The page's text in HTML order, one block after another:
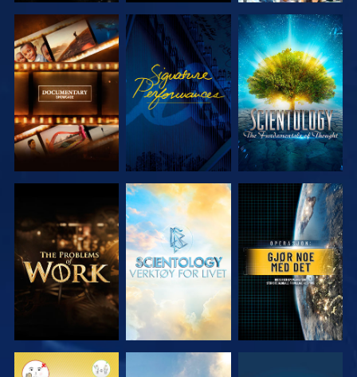
UTFORSK
SERIEN
SE
UTFORSK
SERIEN
UTFORSK
SERIEN
UTFORSK
SERIEN
SE